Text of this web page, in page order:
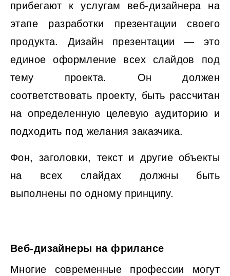
прибегают к услугам веб-дизайнера на
этапе разработки презентации своего
продукта. Дизайн презентации — это
единое оформление всех слайдов под
тему проекта. Он должен
соответствовать проекту, быть рассчитан
на определенную целевую аудиторию и
подходить под желания заказчика.
Фон, заголовки, текст и другие объекты
на всех слайдах должны быть
выполнены по одному принципу.
Веб-дизайнеры на фрилансе
Многие современные профессии могут